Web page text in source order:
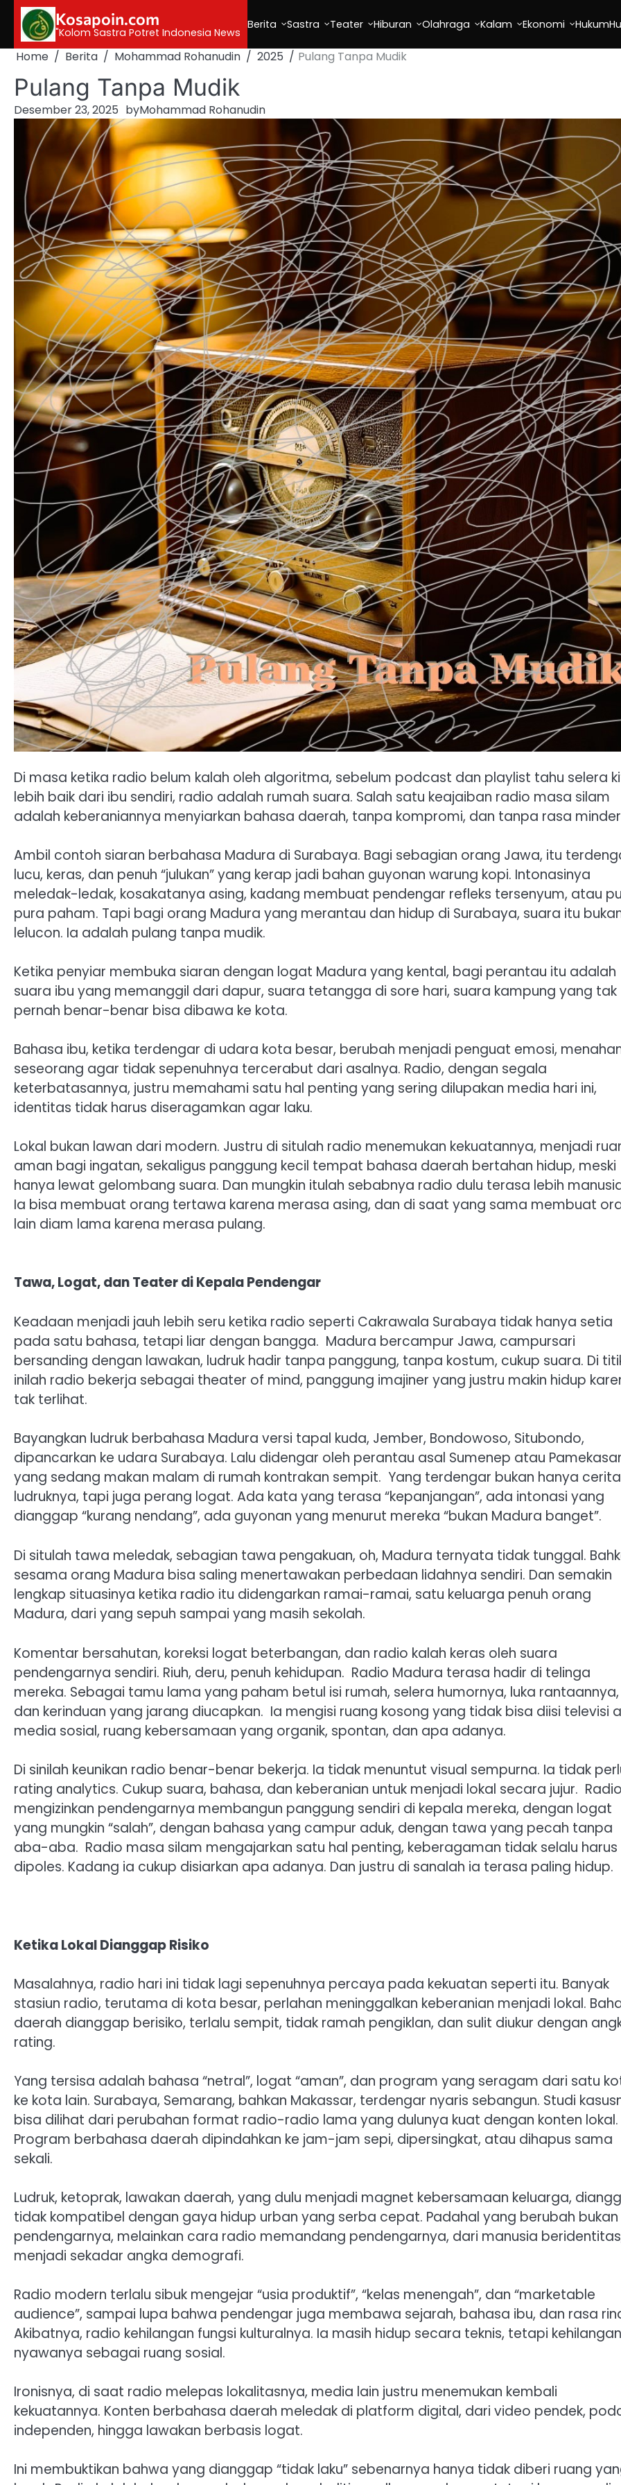
Skip
content
Kosapoin.com
"Kolom Sastra Potret Indonesia News
Berita Sastra Teater Hiburan Olahraga Kalam Ekonomi Hukum
Home Berita Mohammad Rohanudin 2025 ‎Pulang Tanpa Mudik
‎Pulang Tanpa Mudik
Desember 23, 2025 byMohammad Rohanudin
Di masa ketika radio belum kalah oleh algoritma, sebelum podcast dan playlist tahu selera
lebih baik dari ibu sendiri, radio adalah rumah suara. Salah satu keajaiban radio masa silam
adalah keberaniannya menyiarkan bahasa daerah, tanpa kompromi, dan tanpa rasa
Ambil contoh siaran berbahasa Madura di Surabaya. Bagi sebagian orang Jawa, itu
lucu, keras, dan penuh “julukan” yang kerap jadi bahan guyonan warung kopi. Intonasinya
meledak-ledak, kosakatanya asing, kadang membuat pendengar refleks tersenyum, atau
pura paham. Tapi bagi orang Madura yang merantau dan hidup di Surabaya, suara itu
lelucon. Ia adalah pulang tanpa mudik.
‎Ketika penyiar membuka siaran dengan logat Madura yang kental, bagi perantau itu adalah
suara ibu yang memanggil dari dapur, suara tetangga di sore hari, suara kampung yang tak
pernah benar-benar bisa dibawa ke kota.
‎Bahasa ibu, ketika terdengar di udara kota besar, berubah menjadi penguat emosi,
seseorang agar tidak sepenuhnya tercerabut dari asalnya. Radio, dengan segala
keterbatasannya, justru memahami satu hal penting yang sering dilupakan media hari ini,
identitas tidak harus diseragamkan agar laku.
‎Lokal bukan lawan dari modern. Justru di situlah radio menemukan kekuatannya, menjadi
aman bagi ingatan, sekaligus panggung kecil tempat bahasa daerah bertahan hidup, meski
hanya lewat gelombang suara. Dan mungkin itulah sebabnya radio dulu terasa lebih
Ia bisa membuat orang tertawa karena merasa asing, dan di saat yang sama membuat
lain diam lama karena merasa pulang.
‎Tawa, Logat, dan Teater di Kepala Pendengar ‎
Keadaan menjadi jauh lebih seru ketika radio seperti Cakrawala Surabaya tidak hanya setia
pada satu bahasa, tetapi liar dengan bangga. ‎ ‎Madura bercampur Jawa, campursari
bersanding dengan lawakan, ludruk hadir tanpa panggung, tanpa kostum, cukup suara. Di
inilah radio bekerja sebagai theater of mind, panggung imajiner yang justru makin hidup
tak terlihat. ‎ ‎
Bayangkan ludruk berbahasa Madura versi tapal kuda, Jember, Bondowoso, Situbondo,
dipancarkan ke udara Surabaya. Lalu didengar oleh perantau asal Sumenep atau
yang sedang makan malam di rumah kontrakan sempit. ‎ ‎Yang terdengar bukan hanya cerita
ludruknya, tapi juga perang logat. Ada kata yang terasa “kepanjangan”, ada intonasi yang
dianggap “kurang nendang”, ada guyonan yang menurut mereka “bukan Madura banget”. ‎ ‎
Di situlah tawa meledak, sebagian tawa pengakuan, oh, Madura ternyata tidak tunggal.
sesama orang Madura bisa saling menertawakan perbedaan lidahnya sendiri. Dan semakin
lengkap situasinya ketika radio itu didengarkan ramai-ramai, satu keluarga penuh orang
Madura, dari yang sepuh sampai yang masih sekolah. ‎
‎Komentar bersahutan, koreksi logat beterbangan, dan radio kalah keras oleh suara
pendengarnya sendiri. Riuh, deru, penuh kehidupan. ‎ ‎Radio Madura terasa hadir di telinga
mereka. Sebagai tamu lama yang paham betul isi rumah, selera humornya, luka rantaannya,
dan kerinduan yang jarang diucapkan. ‎ ‎Ia mengisi ruang kosong yang tidak bisa diisi televisi
media sosial, ruang kebersamaan yang organik, spontan, dan apa adanya. ‎ ‎
Di sinilah keunikan radio benar-benar bekerja. Ia tidak menuntut visual sempurna. Ia tidak
rating analytics. Cukup suara, bahasa, dan keberanian untuk menjadi lokal secara jujur. ‎ ‎Radio
mengizinkan pendengarnya membangun panggung sendiri di kepala mereka, dengan logat
yang mungkin “salah”, dengan bahasa yang campur aduk, dengan tawa yang pecah tanpa
aba-aba. ‎ ‎Radio masa silam mengajarkan satu hal penting, keberagaman tidak selalu harus
dipoles. Kadang ia cukup disiarkan apa adanya. Dan justru di sanalah ia terasa paling hidup. ‎
Ketika Lokal Dianggap Risiko
‎Masalahnya, radio hari ini tidak lagi sepenuhnya percaya pada kekuatan seperti itu. Banyak
stasiun radio, terutama di kota besar, perlahan meninggalkan keberanian menjadi lokal.
daerah dianggap berisiko, terlalu sempit, tidak ramah pengiklan, dan sulit diukur dengan
rating.
‎Yang tersisa adalah bahasa “netral”, logat “aman”, dan program yang seragam dari satu
ke kota lain. Surabaya, Semarang, bahkan Makassar, terdengar nyaris sebangun. Studi
bisa dilihat dari perubahan format radio-radio lama yang dulunya kuat dengan konten lokal.
Program berbahasa daerah dipindahkan ke jam-jam sepi, dipersingkat, atau dihapus sama
sekali.
‎Ludruk, ketoprak, lawakan daerah, yang dulu menjadi magnet kebersamaan keluarga,
tidak kompatibel dengan gaya hidup urban yang serba cepat. Padahal yang berubah bukan
pendengarnya, melainkan cara radio memandang pendengarnya, dari manusia
menjadi sekadar angka demografi.
‎Radio modern terlalu sibuk mengejar “usia produktif”, “kelas menengah”, dan “marketable
audience”, sampai lupa bahwa pendengar juga membawa sejarah, bahasa ibu, dan rasa
‎Akibatnya, radio kehilangan fungsi kulturalnya. Ia masih hidup secara teknis, tetapi kehilangan
nyawanya sebagai ruang sosial.
‎Ironisnya, di saat radio melepas lokalitasnya, media lain justru menemukan kembali
kekuatannya. Konten berbahasa daerah meledak di platform digital, dari video pendek,
independen, hingga lawakan berbasis logat.
‎Ini membuktikan bahwa yang dianggap “tidak laku” sebenarnya hanya tidak diberi ruang